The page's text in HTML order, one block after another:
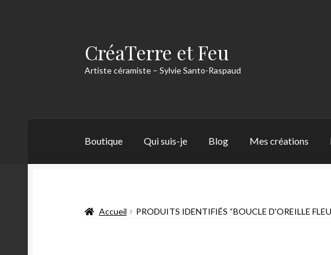
CréaTerre et Feu
Artiste céramiste – Sylvie Santo-Raspaud
Boutique Qui suis-je Blog Mes créations
Accueil PRODUITS IDENTIFIÉS “BOUCLE D'OREILLE